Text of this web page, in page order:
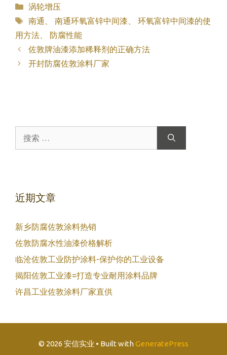
分
类
涡轮增压
标
签
南通 南通环氧富锌中间漆
环氧富锌中间漆的使
用方法
防腐性能
佐敦牌油漆添加稀释剂的正确方法
开封防腐佐敦涂料厂家
索：
近期文章
新乡防腐佐敦涂料热销
佐敦防腐水性油漆价格解析
临沧佐敦工业防护涂料-保护你的工业设备
揭阳佐敦工业漆=打造专业耐用涂料品牌
许昌工业佐敦涂料厂家直供
© 2026 安信实业 • Built withGeneratePress